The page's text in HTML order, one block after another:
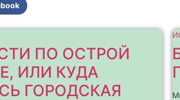
ПО ОСТРОЙ
ИЛИ КУДА
ГОРОДСКАЯ